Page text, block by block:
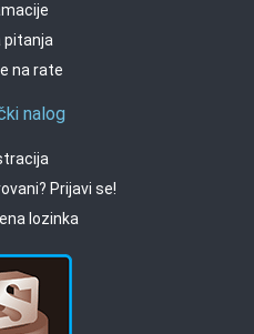
pitanja
na rate
nalog
Prijavi se!
lozinka